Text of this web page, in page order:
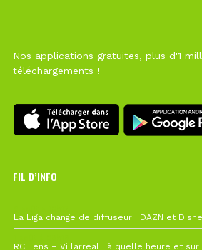
Nos applications gratuites, plus d'1
téléchargements !
FIL D’INFO